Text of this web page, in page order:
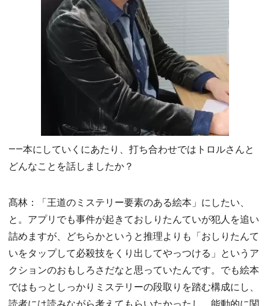
――本にしていくにあたり、打ち合わせではトロルさんと
どんなことを話しましたか？
髙林：「王道のミステリー要素のある絵本」にしたい、
と。アプリでも事件が起きておしりたんていが犯人を追い
詰めますが、どちらかというと推理よりも「おしりたんて
いをタップして必殺技をくり出してやっつける」というア
クションのおもしろさだなと思っていたんです。でも絵本
ではもっとしっかりミステリーの段取りを踏む構成にし、